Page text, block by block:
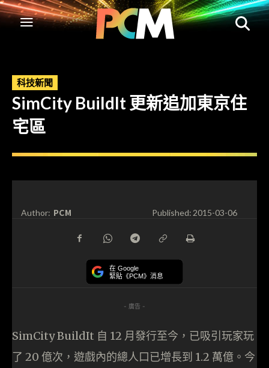
科技新聞
SimCity BuildIt 更新追加東京住
宅區
Author: PCM Published:2015-03-06
在 Google
緊貼《PCM》消息
- 廣告 -
SimCity BuildIt 自 12 月發行至今，已吸引玩家玩
了 20 億次，遊戲內的總人口已增長到 1.2 萬億。今